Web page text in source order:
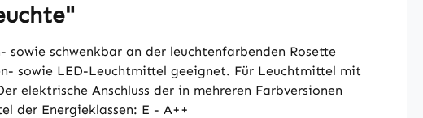
schwenkbar an der leuchtenfarbenden Rosette
sowie LED-Leuchtmittel geeignet. Für Leuchtmittel mit
elektrische Anschluss der in mehreren Farbversionen
der Energieklassen: E - A++